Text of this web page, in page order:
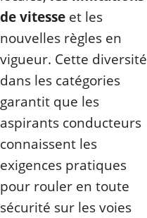
de vitesse et les
nouvelles règles en
vigueur. Cette diversité
dans les catégories
garantit que les
aspirants conducteurs
connaissent les
exigences pratiques
pour rouler en toute
sécurité sur les voies